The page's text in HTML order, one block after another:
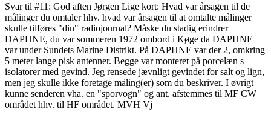
Svar til #11: God aften Jørgen Lige kort: Hvad var årsagen til de
målinger du omtaler hhv. hvad var årsagen til at omtalte målinger
skulle tilføres "din" radiojournal? Måske du stadig erindrer
DAPHNE, du var sommeren 1972 ombord i Køge da DAPHNE
var under Sundets Marine Distrikt. På DAPHNE var der 2, omkring
5 meter lange pisk antenner. Begge var monteret på porcelæn s
isolatorer med gevind. Jeg rensede jævnligt gevindet for salt og lign,
men jeg skulle ikke foretage måling(er) som du beskriver. I øvrigt
kunne senderen vha. en "sporvogn" og ant. afstemmes til MF CW
området hhv. til HF området. MVH Vj